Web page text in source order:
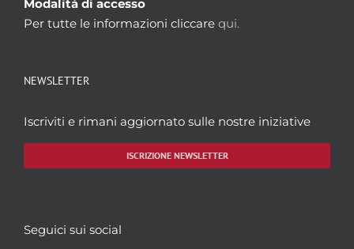
Modalità di accesso
Per tutte le informazioni cliccare qui.
NEWSLETTER
Iscriviti e rimani aggiornato sulle nostre iniziative
ISCRIZIONE NEWSLETTER
Seguici sui social